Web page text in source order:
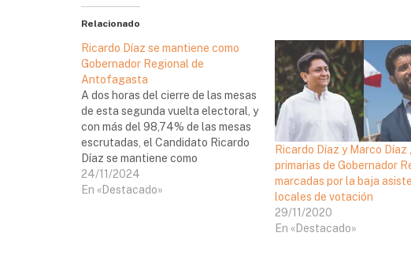
Relacionado
Ricardo Díaz se mantiene como
Gobernador Regional de
Antofagasta
A dos horas del cierre de las mesas
de esta segunda vuelta electoral, y
con más del 98,74% de las mesas
escrutadas, el Candidato Ricardo
Díaz se mantiene como
preferencia para seguir en el cargo
como Gobernador Regional de
24/11/2024
En «Destacado»
Ricardo Díaz y Marco Díaz
primarias de Gobernador
marcadas por la baja
locales de votación
29/11/2020
En «Destacado»